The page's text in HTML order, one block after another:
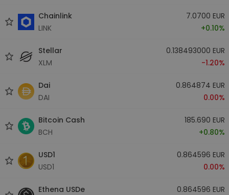
Chainlink
LINK
7.0700 EUR
+0.10%
Stellar
XLM
0.138493000 EUR
-1.20%
Dai
DAI
0.864874 EUR
0.00%
Bitcoin Cash
BCH
185.690 EUR
+0.80%
USD1
USD1
0.864596 EUR
0.00%
Ethena USDe
0.864596 EUR